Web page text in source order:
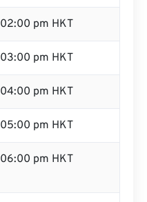
02:00 pm HKT
03:00 pm HKT
04:00 pm HKT
05:00 pm HKT
06:00 pm HKT